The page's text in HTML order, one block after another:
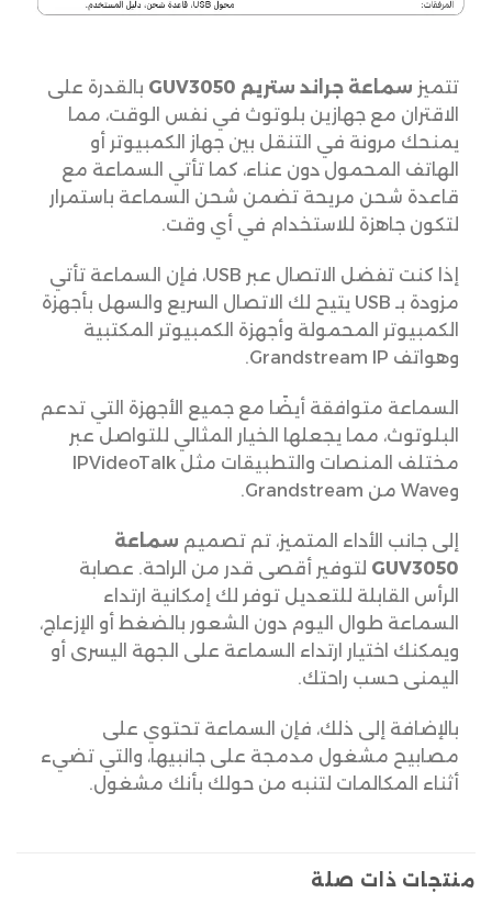
تتميز سماعة جراند ستريم GUV3050
بالقدرة على
الاقتران مع جهازين بلوتوث في نفس الوقت، مما
يمنحك مرونة في التنقل بين جهاز الكمبيوتر أو
الهاتف المحمول دون عناء، كما تأتي السماعة مع
قاعدة شحن مريحة تضمن شحن السماعة باستمرار
لتكون جاهزة للاستخدام في أي وقت.
إذا كنت تفضل الاتصال عبر USB، فإن السماعة تأتي
مزودة بـ USB يتيح لك الاتصال السريع والسهل بأجهزة
الكمبيوتر المحمولة وأجهزة الكمبيوتر المكتبية
وهواتف Grandstream IP.
السماعة متوافقة أيضًا مع جميع الأجهزة التي تدعم
البلوتوث، مما يجعلها الخيار المثالي للتواصل عبر
مختلف المنصات والتطبيقات مثل IPVideoTalk
وWave من Grandstream.
إلى جانب الأداء المتميز، تم تصميم سماعة
GUV3050 لتوفير أقصى قدر من الراحة. عصابة
الرأس القابلة للتعديل توفر لك إمكانية ارتداء
السماعة طوال اليوم دون الشعور بالضغط أو الإزعاج،
ويمكنك اختيار ارتداء السماعة على الجهة اليسرى أو
اليمنى حسب راحتك.
بالإضافة إلى ذلك، فإن السماعة تحتوي على
مصابيح مشغول مدمجة على جانبيها، والتي تضيء
أثناء المكالمات لتنبه من حولك بأنك مشغول.
منتجات ذات صلة